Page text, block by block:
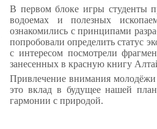
В первом блоке игры студенты
водоемах и полезных
ознакомились с принципами
попробовали определить статус
с интересом посмотрели
занесенных в красную книгу
Привлечение внимания молодёжи
это вклад в будущее нашей
гармонии с природой.